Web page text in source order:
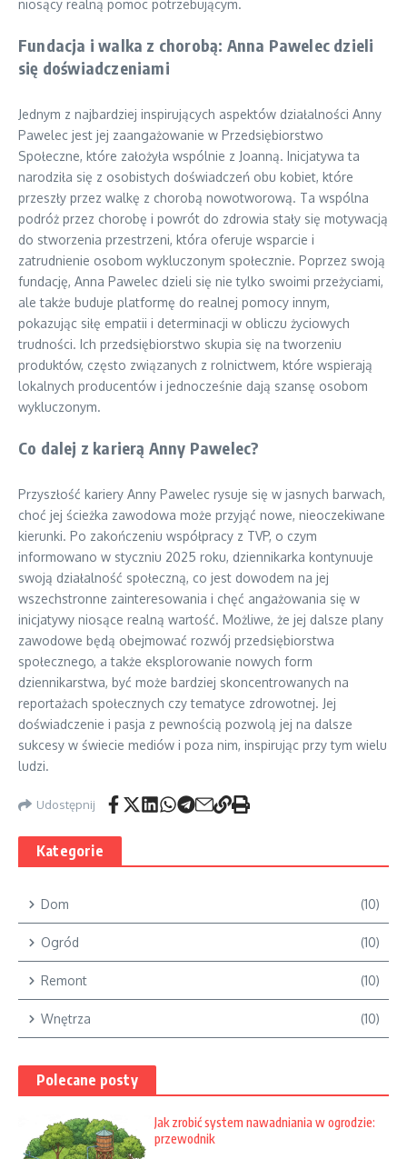
niosący realną pomoc potrzebującym.
Fundacja i walka z chorobą: Anna Pawelec dzieli
się doświadczeniami
Jednym z najbardziej inspirujących aspektów działalności Anny
Pawelec jest jej zaangażowanie w Przedsiębiorstwo
Społeczne, które założyła wspólnie z Joanną. Inicjatywa ta
narodziła się z osobistych doświadczeń obu kobiet, które
przeszły przez walkę z chorobą nowotworową. Ta wspólna
podróż przez chorobę i powrót do zdrowia stały się motywacją
do stworzenia przestrzeni, która oferuje wsparcie i
zatrudnienie osobom wykluczonym społecznie. Poprzez swoją
fundację, Anna Pawelec dzieli się nie tylko swoimi przeżyciami,
ale także buduje platformę do realnej pomocy innym,
pokazując siłę empatii i determinacji w obliczu życiowych
trudności. Ich przedsiębiorstwo skupia się na tworzeniu
produktów, często związanych z rolnictwem, które wspierają
lokalnych producentów i jednocześnie dają szansę osobom
wykluczonym.
Co dalej z karierą Anny Pawelec?
Przyszłość kariery Anny Pawelec rysuje się w jasnych barwach,
choć jej ścieżka zawodowa może przyjąć nowe, nieoczekiwane
kierunki. Po zakończeniu współpracy z TVP, o czym
informowano w styczniu 2025 roku, dziennikarka kontynuuje
swoją działalność społeczną, co jest dowodem na jej
wszechstronne zainteresowania i chęć angażowania się w
inicjatywy niosące realną wartość. Możliwe, że jej dalsze plany
zawodowe będą obejmować rozwój przedsiębiorstwa
społecznego, a także eksplorowanie nowych form
dziennikarstwa, być może bardziej skoncentrowanych na
reportażach społecznych czy tematyce zdrowotnej. Jej
doświadczenie i pasja z pewnością pozwolą jej na dalsze
sukcesy w świecie mediów i poza nim, inspirując przy tym wielu
ludzi.
Udostępnij
Kategorie
Dom (10)
Ogród (10)
Remont (10)
Wnętrza (10)
Polecane posty
Jak zrobić system nawadniania w ogrodzie:
przewodnik